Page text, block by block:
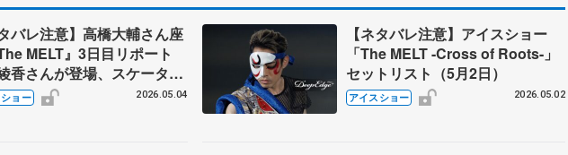
タバレ注意】高橋大輔さん座
MELT』3日目リポート
香さんが登場、スケーター
ティストが生き生きと
ョー 2026.05.04
【ネタバレ注意】アイスショー
「The MELT -Cross of Roots-」
セットリスト（5月2日）
アイスショー 2026.05.02